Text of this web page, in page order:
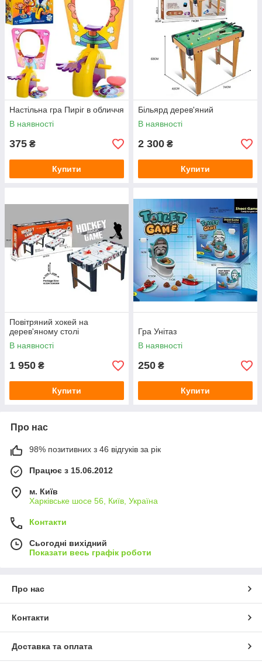
Настільна гра Пиріг в обличчя
В наявності
375 ₴
Купити
Більярд дерев'яний
В наявності
2 300 ₴
Купити
Повітряний хокей на
дерев'яному столі
В наявності
1 950 ₴
Купити
Гра Унітаз
В наявності
250 ₴
Купити
Про нас
98% позитивних з 46 відгуків за рік
Працює з 15.06.2012
м. Київ
Харківське шосе 56, Київ, Україна
Контакти
Сьогодні вихідний
Показати весь графік роботи
Про нас
Контакти
Доставка та оплата